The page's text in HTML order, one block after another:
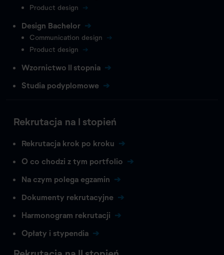
Product design
Design Bachelor
Communication design
Product design
Wzornictwo II stopnia
Studia podyplomowe
Rekrutacja na I stopień
Rekrutacja krok po kroku
O co chodzi z tym portfolio
Na czym polega egzamin
Dokumenty rekrutacyjne
Harmonogram rekrutacji
Opłaty i stypendia